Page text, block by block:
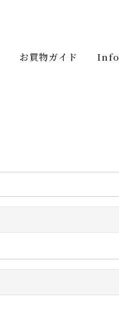
お買物ガイド Info